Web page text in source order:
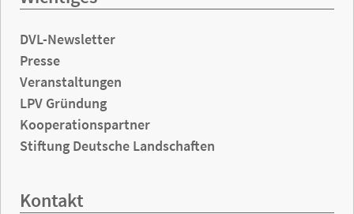
DVL-Newsletter
Presse
Veranstaltungen
LPV Gründung
Kooperationspartner
Stiftung Deutsche Landschaften
Kontakt